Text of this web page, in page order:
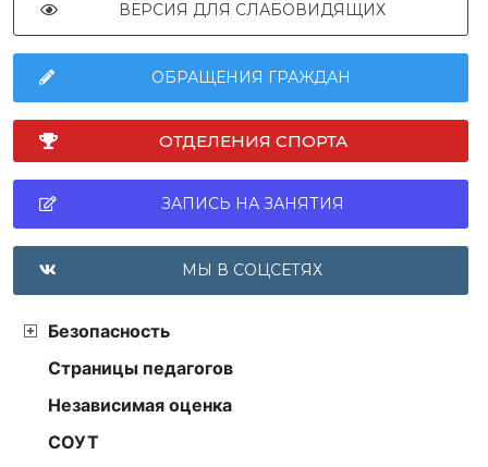
ВЕРСИЯ ДЛЯ СЛАБОВИДЯЩИХ
ОБРАЩЕНИЯ ГРАЖДАН
ОТДЕЛЕНИЯ СПОРТА
ЗАПИСЬ НА ЗАНЯТИЯ
МЫ В СОЦСЕТЯХ
Безопасность
Страницы педагогов
Независимая оценка
СОУТ